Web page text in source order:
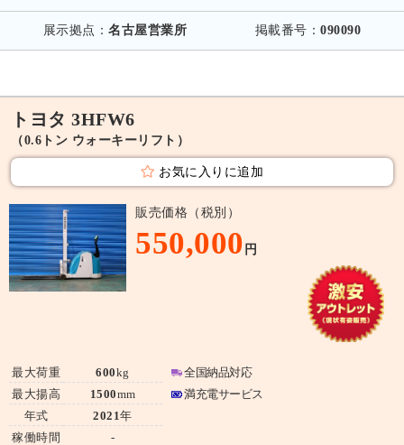
展示拠点：名古屋営業所 掲載番号：090090
トヨタ 3HFW6
（0.6トン ウォーキーリフト）
お気に入りに追加
販売価格（税別）
550,000 円
最大荷重
最大揚高
年式
稼働時間
600kg
1500mm
2021年
-
全国納品対応
満充電サービス